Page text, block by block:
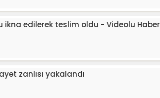
ikna edilerek teslim oldu - Videolu Haber
zanlısı yakalandı